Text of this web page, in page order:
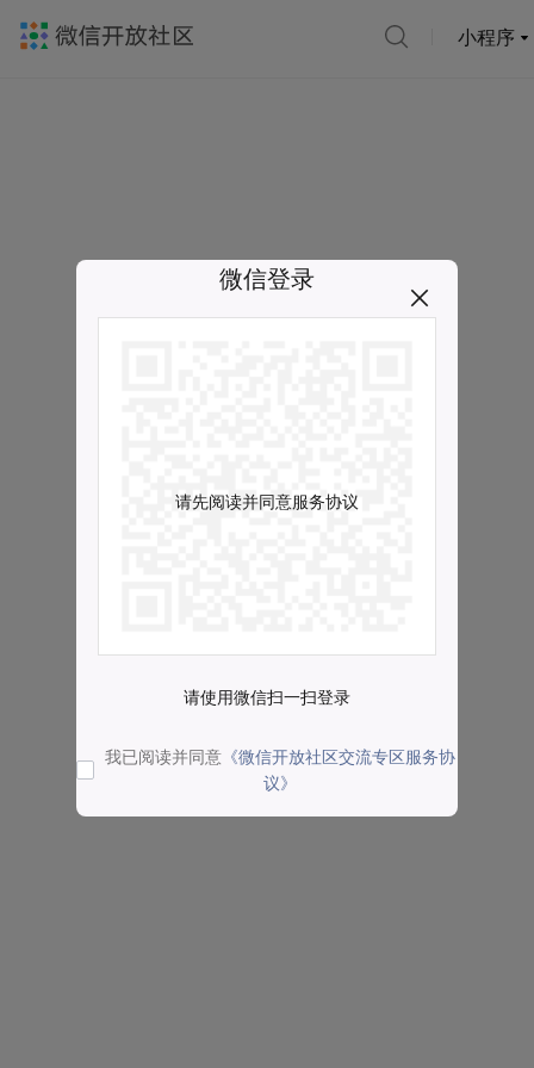
小程序
微信登录
请先阅读并同意服务协议
请使用微信扫一扫登录
我已阅读并同意 《微信开放社区交流专区服务协
议》